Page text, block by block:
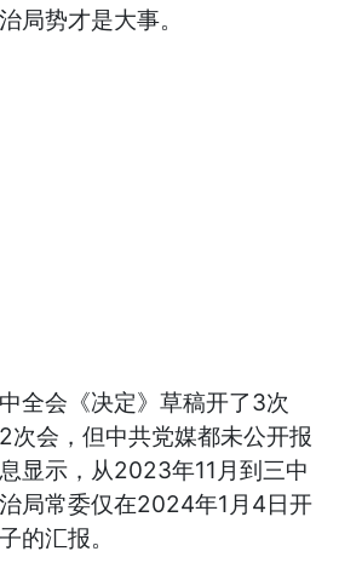
局势才是大事。
全会《决定》草稿开了3次
次会，但中共党媒都未公开报
显示，从2023年11月到三中
局常委仅在2024年1月4日开
的汇报。